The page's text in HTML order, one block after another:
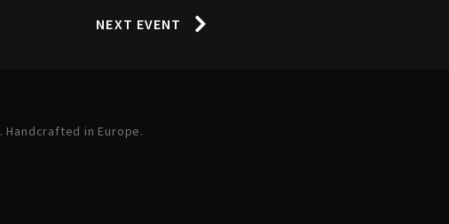
NEXT EVENT
. Handcrafted in Europe.